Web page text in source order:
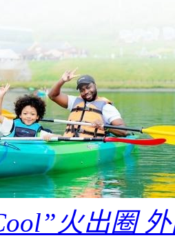
火出圈